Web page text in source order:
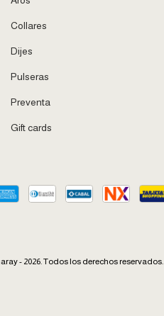
Collares
Dijes
Pulseras
Preventa
Gift cards
- 2026. Todos los derechos reservados.